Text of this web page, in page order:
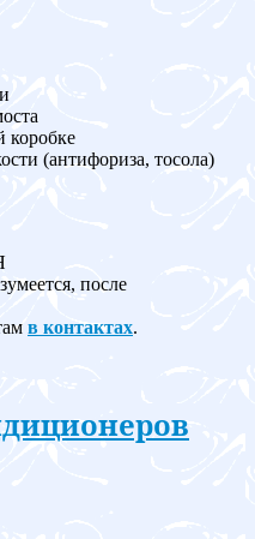
коробке
(антифориза, тосола)
после
в контактах.